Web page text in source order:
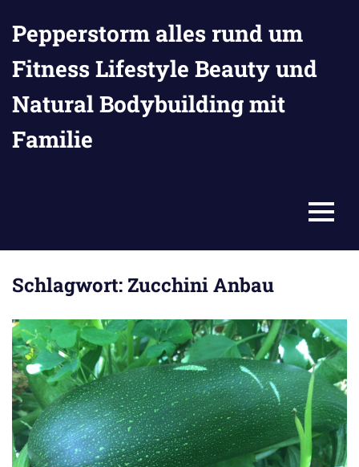
Inhalt
springen
Pepperstorm alles rund um
Fitness Lifestyle Beauty und
Natural Bodybuilding mit
Familie
MENU
Schlagwort:Zucchini Anbau